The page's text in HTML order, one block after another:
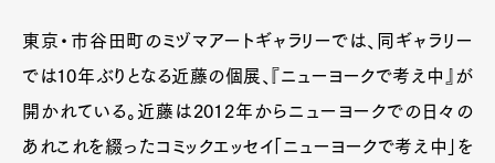
東京・市谷田町のミヅマアートギャラリーでは、同ギャラリー
では10年ぶりとなる近藤の個展、『ニューヨークで考え中』が
開かれている。近藤は2012年からニューヨークでの日々の
あれこれを綴ったコミックエッセイ「ニューヨークで考え中」を